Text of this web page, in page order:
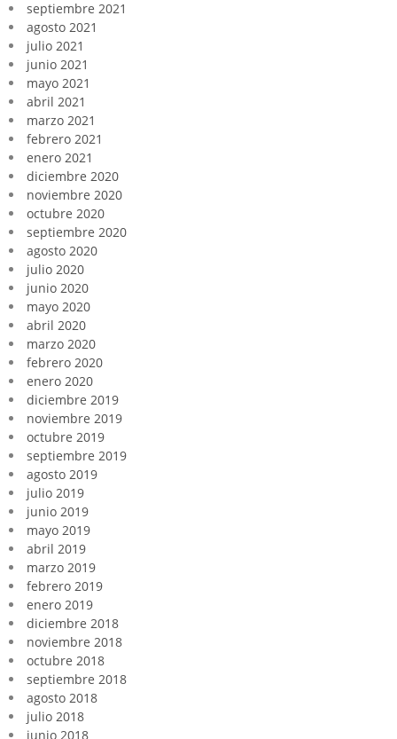
septiembre 2021
agosto 2021
julio 2021
junio 2021
mayo 2021
abril 2021
marzo 2021
febrero 2021
enero 2021
diciembre 2020
noviembre 2020
octubre 2020
septiembre 2020
agosto 2020
julio 2020
junio 2020
mayo 2020
abril 2020
marzo 2020
febrero 2020
enero 2020
diciembre 2019
noviembre 2019
octubre 2019
septiembre 2019
agosto 2019
julio 2019
junio 2019
mayo 2019
abril 2019
marzo 2019
febrero 2019
enero 2019
diciembre 2018
noviembre 2018
octubre 2018
septiembre 2018
agosto 2018
julio 2018
junio 2018